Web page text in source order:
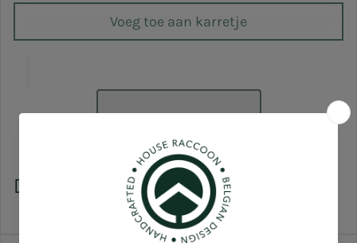
Voeg toe aan karretje
Verzending